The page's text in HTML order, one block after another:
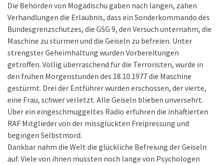
Die Behörden von Mogadischu gaben nach langen, zähen
Verhandlungen die Erlaubnis, dass ein Sonderkommando des
Bundesgrenzschutzes, die GSG 9, den Versuch unternahm, die
Maschine zu stürmen und die Geiseln zu befreien. Unter
strengster Geheimhaltung wurden Vorbereitungen
getroffen. Völlig überraschend für die Terroristen, wurde in
den frühen Morgenstunden des 18.10.1977 die Maschine
gestürmt. Drei der Entführer wurden erschossen, der vierte,
eine Frau, schwer verletzt. Alle Geiseln blieben unversehrt.
Über ein eingeschmuggeltes Radio erfuhren die inhaftierten
RAF Mitglieder von der missglückten Freipressung und
begingen Selbstmord.
Dankbar nahm die Welt die glückliche Befreiung der Geiseln
auf. Viele von ihnen mussten noch lange von Psychologen